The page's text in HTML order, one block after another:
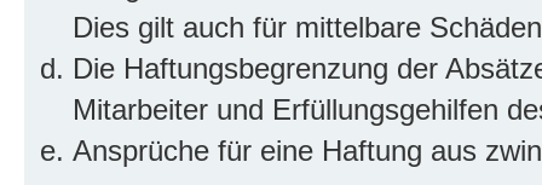
Dies gilt auch für mittelbare
Die Haftungsbegrenzung der
Mitarbeiter und Erfüllungsgehilfen
Ansprüche für eine Haftung aus